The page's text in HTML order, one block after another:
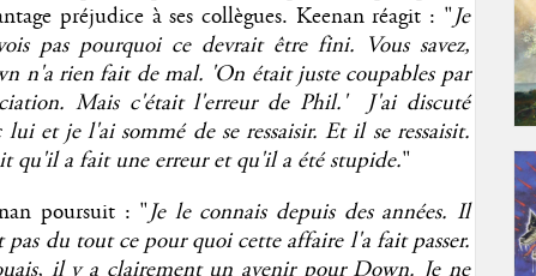
préjudice à ses collègues. Keenan réagit : "Je
pas pourquoi ce devrait être fini. Vous savez,
n'a rien fait de mal. 'On était juste coupables par
Mais c'était l'erreur de Phil.' J'ai discuté
lui et je l'ai sommé de se ressaisir. Et il se ressaisit.
qu'il a fait une erreur et qu'il a été stupide."
poursuit : "Je le connais depuis des années. Il
pas du tout ce pour quoi cette affaire l'a fait passer.
il y a clairement un avenir pour Down. Je ne